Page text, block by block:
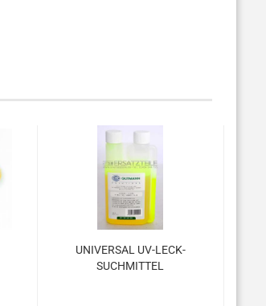
UNI­VER­SAL UV-​LECK­
SUCH­MIT­TEL